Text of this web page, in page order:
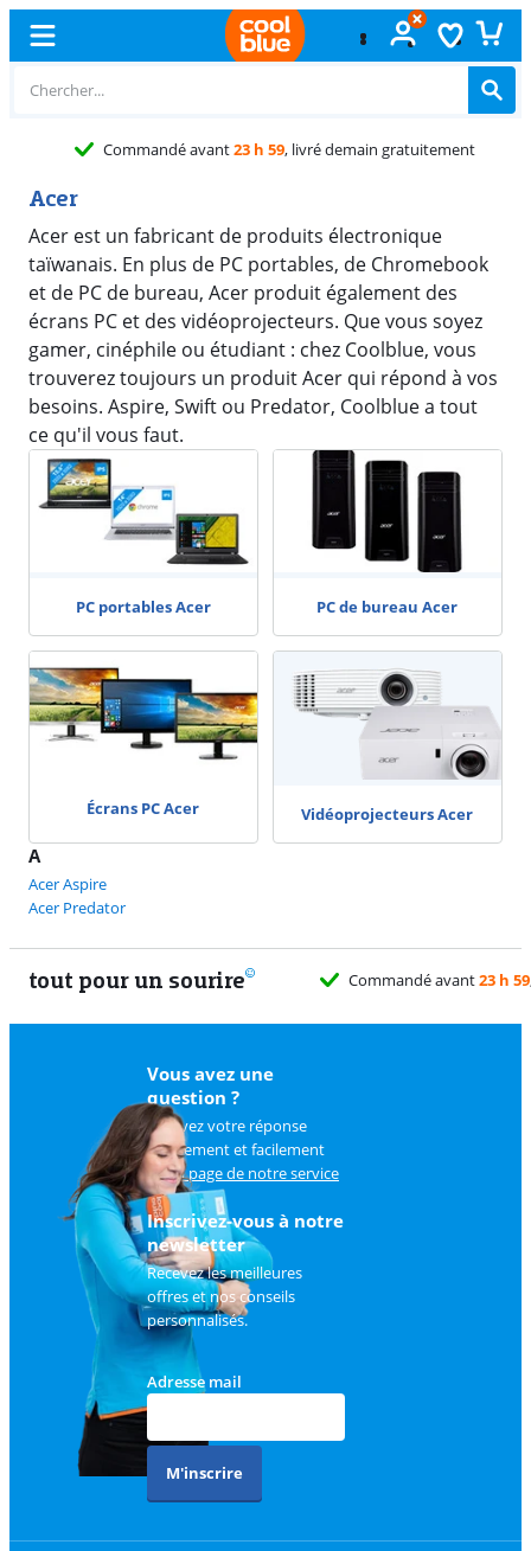
Commandé avant23 h 59, livré demain gratuitement
Acer
Acer est un fabricant de produits électronique
taïwanais. En plus de PC portables, de Chromebook
et de PC de bureau, Acer produit également des
écrans PC et des vidéoprojecteurs. Que vous soyez
gamer, cinéphile ou étudiant : chez Coolblue, vous
trouverez toujours un produit Acer qui répond à vos
besoins. Aspire, Swift ou Predator, Coolblue a tout
ce qu'il vous faut.
PC portables Acer PC de bureau Acer
Écrans PC Acer Vidéoprojecteurs Acer
A
Acer Aspire
Acer Predator
tout pour un sourire Commandé avant23 h 59
Vous avez une
question ?
Trouvez votre réponse
rapidement et facilement
surla page de notre service
client.
Inscrivez-vous à notre
newsletter
Recevez les meilleures
offres et nos conseils
personnalisés.
Adresse mail
M'inscrire